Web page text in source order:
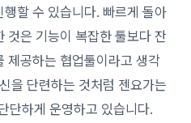
할 수 있습니다. 빠르게 돌아
것은 기능이 복잡한 툴보다 잔
제공하는 협업툴이라고 생각
을 단련하는 것처럼 젠요가는
단하게 운영하고 있습니다.